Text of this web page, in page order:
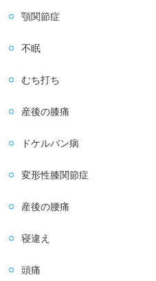
顎関節症
不眠
むち打ち
産後の膝痛
ドケルバン病
変形性膝関節症
産後の腰痛
寝違え
頭痛